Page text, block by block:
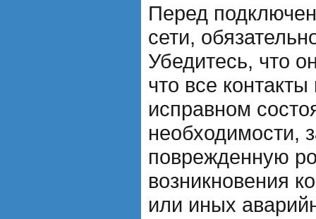
Перед
сети,
Убедитесь, что
что все
исправном
необходимости,
поврежденную
возникновения
или иных